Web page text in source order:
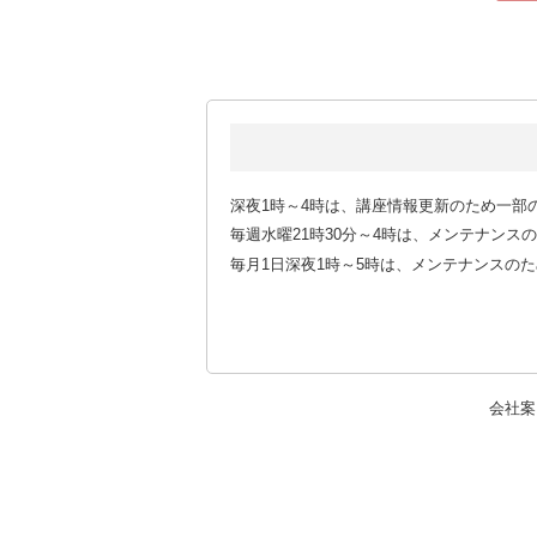
深夜1時～4時は、講座情報更新のため一部
毎週水曜21時30分～4時は、メンテナンス
毎月1日深夜1時～5時は、メンテナンスの
会社